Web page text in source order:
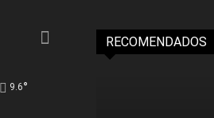
9.6°
RECOMENDADOS